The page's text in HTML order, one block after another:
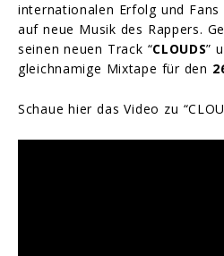
internationalen Erfolg und
auf neue Musik des Rappers.
seinen neuen Track “CLOUDS”
gleichnamige Mixtape für den
Schaue hier das Video zu